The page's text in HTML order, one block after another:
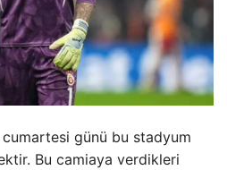
cumartesi günü bu stadyum
Bu camiaya verdikleri